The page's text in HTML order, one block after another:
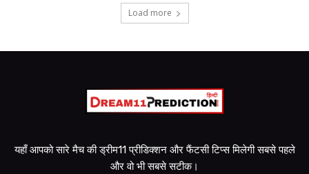
Load more
यहाँ आपको सारे मैच की ड्रीम11 प्रीडिक्शन और फैंटसी टिप्स मिलेगी सबसे पहले
और वो भी सबसे सटीक।